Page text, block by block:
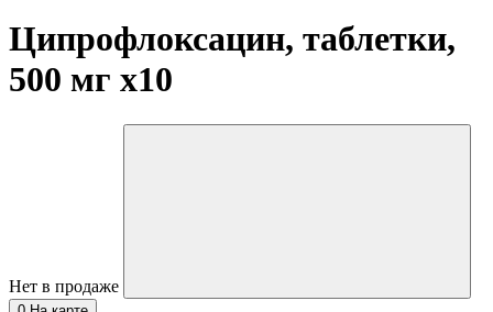
Ципрофлоксацин, таблетки,
500 мг x10
Нет в продаже